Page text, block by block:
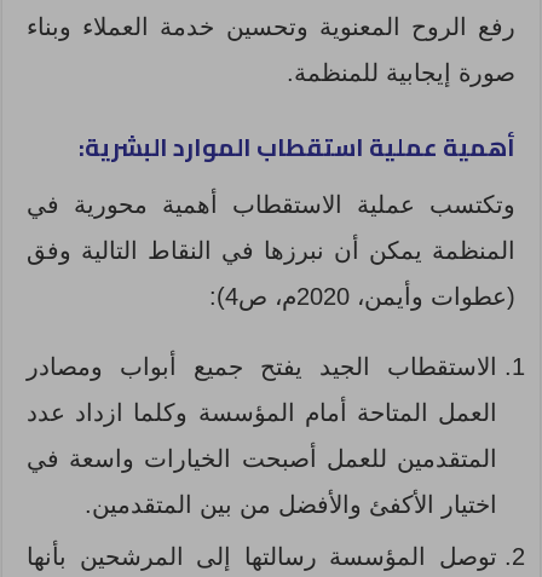
رفع الروح المعنوية وتحسين خدمة العملاء وبناء
صورة إيجابية للمنظمة.
أهمية عملية استقطاب الموارد البشرية:
وتكتسب عملية الاستقطاب أهمية محورية في
المنظمة يمكن أن نبرزها في النقاط التالية وفق
(عطوات وأيمن، 2020م، ص4):
الاستقطاب الجيد يفتح جميع أبواب ومصادر
العمل المتاحة أمام المؤسسة وكلما ازداد عدد
المتقدمين للعمل أصبحت الخيارات واسعة في
اختيار الأكفئ والأفضل من بين المتقدمين.
توصل المؤسسة رسالتها إلى المرشحين بأنها